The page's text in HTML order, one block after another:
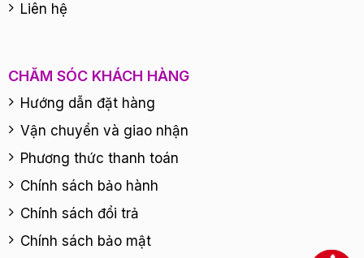
Liên hệ
CHĂM SÓC KHÁCH HÀNG
Hướng dẫn đặt hàng
Vận chuyển và giao nhận
Phương thức thanh toán
Chính sách bảo hành
Chính sách đổi trả
Chính sách bảo mật